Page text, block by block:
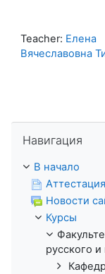
Teacher: Елена
Вячеславовна
Навигация
В начало
Новости
Курсы
русского и